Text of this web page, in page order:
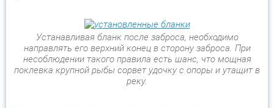
Устанавливая бланк после заброса, необходимо
направлять его верхний конец в сторону заброса. При
несоблюдении такого правила есть шанс, что мощная
поклевка крупной рыбы сорвет удочку с опоры и утащит в
реку.